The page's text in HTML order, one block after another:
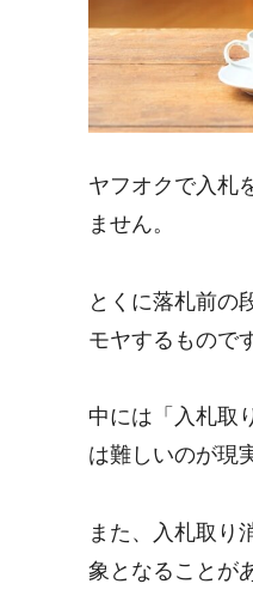
ヤフオクで入札
ません。
とくに落札前の
モヤするもので
中には「入札取
は難しいのが現
また、入札取り
象となることが